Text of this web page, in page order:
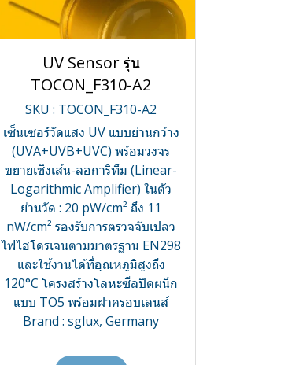
UV Sensor รุ่น
TOCON_F310-A2
SKU : TOCON_F310-A2
เซ็นเซอร์วัดแสง UV แบบย่านกว้าง
(UVA+UVB+UVC) พร้อมวงจร
ขยายเชิงเส้น-ลอการิทึม (Linear-
Logarithmic Amplifier) ในตัว
ย่านวัด : 20 pW/cm² ถึง 11
nW/cm² รองรับการตรวจจับเปลว
ไฟไฮโดรเจนตามมาตรฐาน EN298
และใช้งานได้ที่อุณหภูมิสูงถึง
120°C โครงสร้างโลหะซีลปิดผนึก
แบบ TO5 พร้อมฝาครอบเลนส์
Brand : sglux, Germany